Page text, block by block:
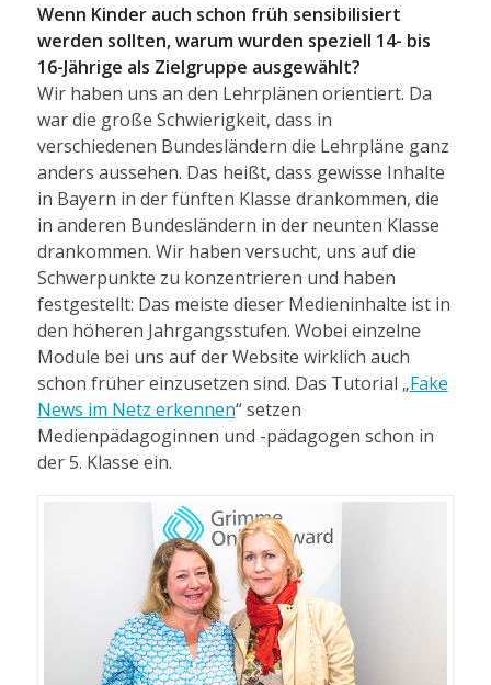
Wenn Kinder auch schon früh sensibilisiert
werden sollten, warum wurden speziell 14- bis
16-Jährige als Zielgruppe ausgewählt?
Wir haben uns an den Lehrplänen orientiert. Da
war die große Schwierigkeit, dass in
verschiedenen Bundesländern die Lehrpläne ganz
anders aussehen. Das heißt, dass gewisse Inhalte
in Bayern in der fünften Klasse drankommen, die
in anderen Bundesländern in der neunten Klasse
drankommen. Wir haben versucht, uns auf die
Schwerpunkte zu konzentrieren und haben
festgestellt: Das meiste dieser Medieninhalte ist in
den höheren Jahrgangsstufen. Wobei einzelne
Module bei uns auf der Website wirklich auch
schon früher einzusetzen sind. Das Tutorial „Fake
News im Netz erkennen“ setzen
Medienpädagoginnen und -pädagogen schon in
der 5. Klasse ein.